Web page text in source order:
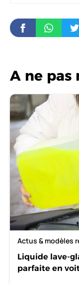
A ne pas
Actus & modèles
Liquide lave-
parfaite en